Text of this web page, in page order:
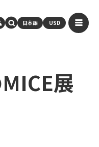
日本語 USD
展